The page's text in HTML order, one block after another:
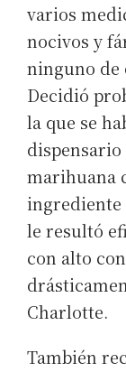
varios
nocivos y
ninguno de
Decidió
la que se
marihuana
ingrediente
le resultó
con alto
Charlotte.
También